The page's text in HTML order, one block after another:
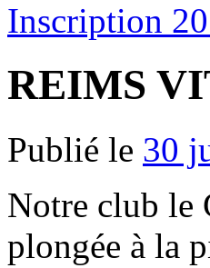
Inscription
REIMS
Publié le 30
Notre club le
plongée à la